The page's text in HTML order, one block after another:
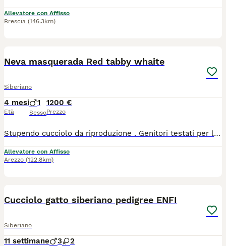
Allevatore con Affisso
Brescia (146.3km)
Neva masquerada Red tabby whaite
Siberiano
4 mesi
Età
1
Sesso
1200 €
Prezzo
Stupendo cucciolo da riproduzione . Genitori testati per le malattie genetiche. Allevato in casa coi genitori ( visibili tutti e due) pedigree Anfi
Allevatore con Affisso
Arezzo (122.8km)
Cucciolo gatto siberiano pedigree ENFI
Siberiano
11 settimane 3 2